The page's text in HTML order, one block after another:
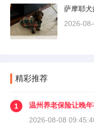
萨摩耶
2026-
精彩推荐
1
温州养老保险让晚
2026-08-08